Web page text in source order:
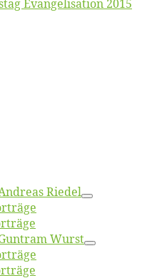
Evan­ge­li­sa­ti­on 2015
Riedel
Wurst